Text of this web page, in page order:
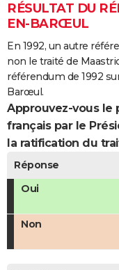
RÉSULTAT DU
EN-BARŒUL
En 1992, un autre
non le traité de
référendum de 1992
Barœul.
Approuvez-vous le
français par le
la ratification du
Réponse
Oui
Non